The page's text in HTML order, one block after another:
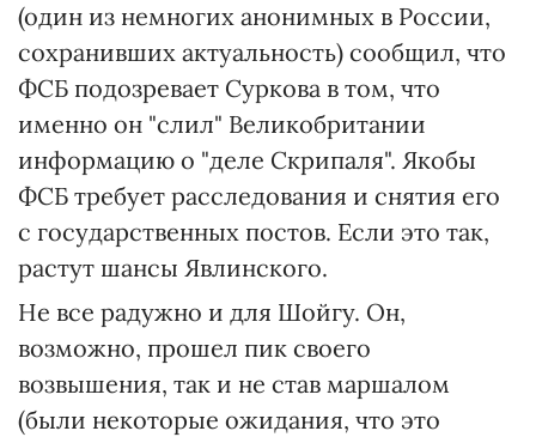
(один из немногих анонимных в России,
сохранивших актуальность) сообщил, что
ФСБ подозревает Суркова в том, что
именно он "слил" Великобритании
информацию о "деле Скрипаля". Якобы
ФСБ требует расследования и снятия его
с государственных постов. Если это так,
растут шансы Явлинского.
Не все радужно и для Шойгу. Он,
возможно, прошел пик своего
возвышения, так и не став маршалом
(были некоторые ожидания, что это